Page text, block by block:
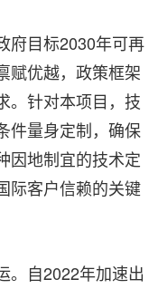
府目标2030年可再
赋优越，政策框架
。针对本项目，技
件量身定制，确保
因地制宜的技术定
际客户信赖的关键
。自2022年加速出